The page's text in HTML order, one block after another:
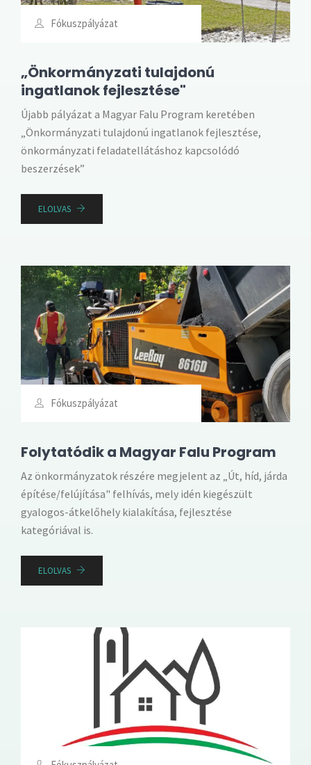
Fókuszpályázat
„Önkormányzati tulajdonú
ingatlanok fejlesztése"
Újabb pályázat a Magyar Falu Program keretében
„Önkormányzati tulajdonú ingatlanok fejlesztése,
önkormányzati feladatellátáshoz kapcsolódó
beszerzések”
ELOLVAS
Fókuszpályázat
Folytatódik a Magyar Falu Program
Az önkormányzatok részére megjelent az „Út, híd, járda
építése/felújítása" felhívás, mely idén kiegészült
gyalogos-átkelőhely kialakítása, fejlesztése
kategóriával is.
ELOLVAS